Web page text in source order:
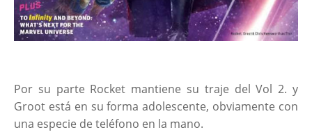
Por su parte Rocket mantiene su traje del Vol 2. y
Groot está en su forma adolescente, obviamente con
una especie de teléfono en la mano.